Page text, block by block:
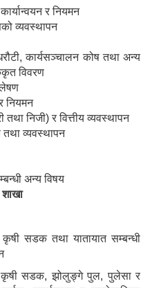
र नियमन
व्यवस्थापन
कार्यसञ्चालन कोष तथा अन्य
विवरण
नियमन
निजी) र वित्तीय व्यवस्थापन
व्यवस्थापन
अन्य विषय
शाखा
सडक तथा यातायात सम्बन्धी
सडक, झोलुङ्गे पुल, पुलेसा र